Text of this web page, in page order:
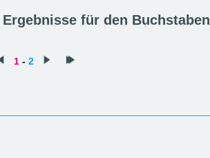
für den Buchstaben
1 - 2